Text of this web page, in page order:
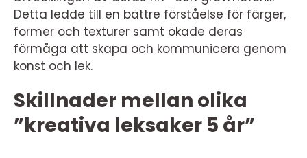
Detta ledde till en bättre förståelse för färger,
former och texturer samt ökade deras
förmåga att skapa och kommunicera genom
konst och lek.
Skillnader mellan olika
”kreativa leksaker 5 år”